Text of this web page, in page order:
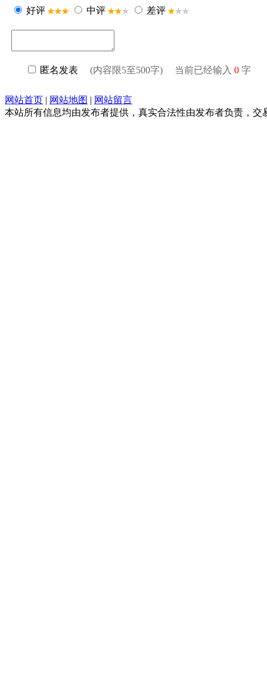
好评 中评 差评
匿名发表 (内容限5至500字) 当前已经输入 0 字
网站首页 | 网站地图 | 网站留言
本站所有信息均由发布者提供，真实合法性由发布者负责，